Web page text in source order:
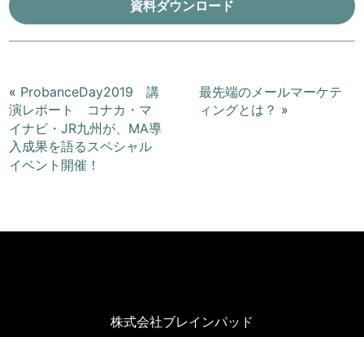
資料ダウンロード
« ProbanceDay2019 講
演レポート コナカ・マ
イナビ・JR九州が、MA導
入成果を語るスペシャル
イベント開催！
最先端のメールマーケテ
ィングとは？ »
株式会社ブレインパッド